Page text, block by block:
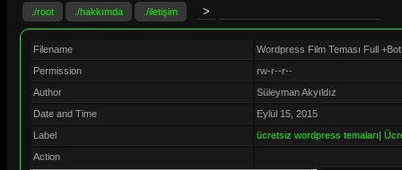
./root ./hakkımda ./iletişim
Filename
Wordpress Film Teması Full +Bot
Permission
rw-r--r--
Author
Süleyman Akyıldız
Date and Time
Eylül 15, 2015
Label
ücretsiz wordpress temaları|
Action